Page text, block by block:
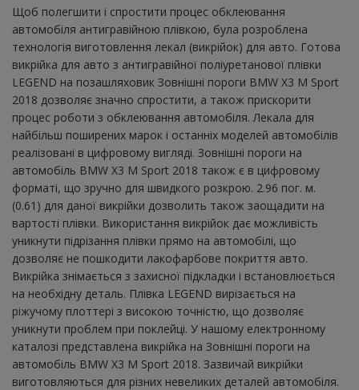
Щоб полегшити і спростити процес обклеювання
автомобіля антигравійною плівкою, була розроблена
технологія виготовлення лекал (викрійок) для авто. Готова
викрійка для авто з антигравійної поліуретанової плівки
LEGEND на позашляховик Зовнішні пороги BMW X3 M Sport
2018 дозволяє значно спростити, а також прискорити
процес роботи з обклеювання автомобіля. Лекала для
найбільш поширених марок і останніх моделей автомобілів
реалізовані в цифровому вигляді. Зовнішні пороги на
автомобіль BMW X3 M Sport 2018 також є в цифровому
форматі, що зручно для швидкого розкрою. 2.96 пог. м.
(0.61) для даної викрійки дозволить також заощадити на
вартості плівки. Використання викрійок дає можливість
уникнути підрізання плівки прямо на автомобілі, що
дозволяє не пошкодити лакофарбове покриття авто.
Викрійка знімається з захисної підкладки і встановлюється
на необхідну деталь. Плівка LEGEND вирізається на
ріжучому плоттері з високою точністю, що дозволяє
уникнути проблем при поклейці. У нашому електронному
каталозі представлена ​​викрійка на Зовнішні пороги на
автомобіль BMW X3 M Sport 2018. Зазвичай викрійки
виготовляються для різних невеликих деталей автомобіля.